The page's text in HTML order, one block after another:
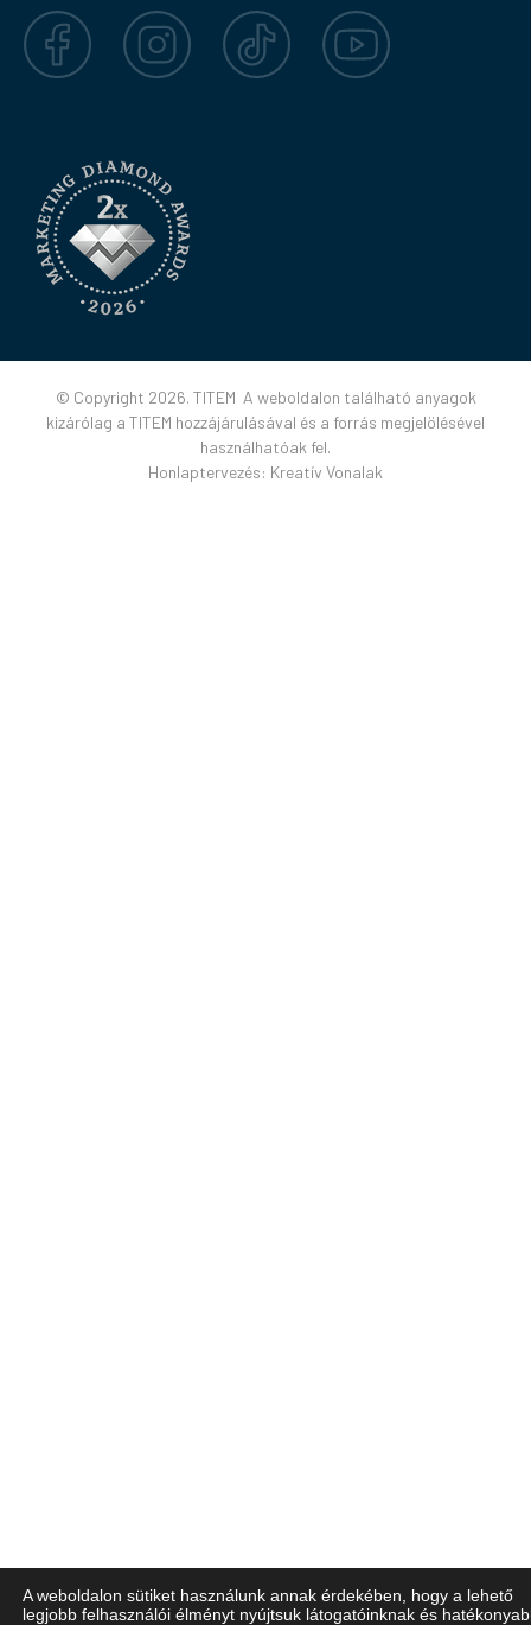
Facebook Instagram TikTok YouTube
© Copyright 2026. TITEM A weboldalon található anyagok
kizárólag a TITEM hozzájárulásával és a forrás megjelölésével
használhatóak fel.
Honlaptervezés: Kreatív Vonalak
A weboldalon sütiket használunk annak érdekében, hogy a lehető
legjobb felhasználói élményt nyújtsuk látogatóinknak és